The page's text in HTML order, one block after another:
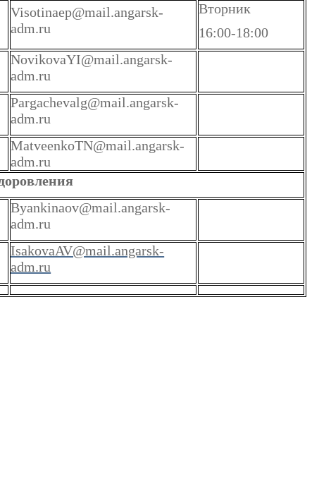
Visotinaep@mail.angarsk-
adm.ru
Вторник
16:00-18:00
NovikovaYI@mail.angarsk-
adm.ru
Pargachevalg@mail.angarsk-
adm.ru
MatveenkoTN@mail.angarsk-
adm.ru
Byankinaov@mail.angarsk-
adm.ru
IsakovaAV@mail.angarsk-
adm.ru